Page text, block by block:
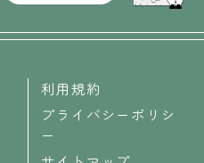
利用規約
プライバシーポリシ
ー